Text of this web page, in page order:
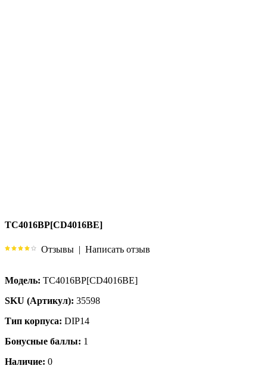
TC4016BP[CD4016BE]
Отзывы | Написать отзыв
Модель: TC4016BP[CD4016BE]
SKU (Артикул): 35598
Тип корпуса: DIP14
Бонусные баллы: 1
Наличие: 0